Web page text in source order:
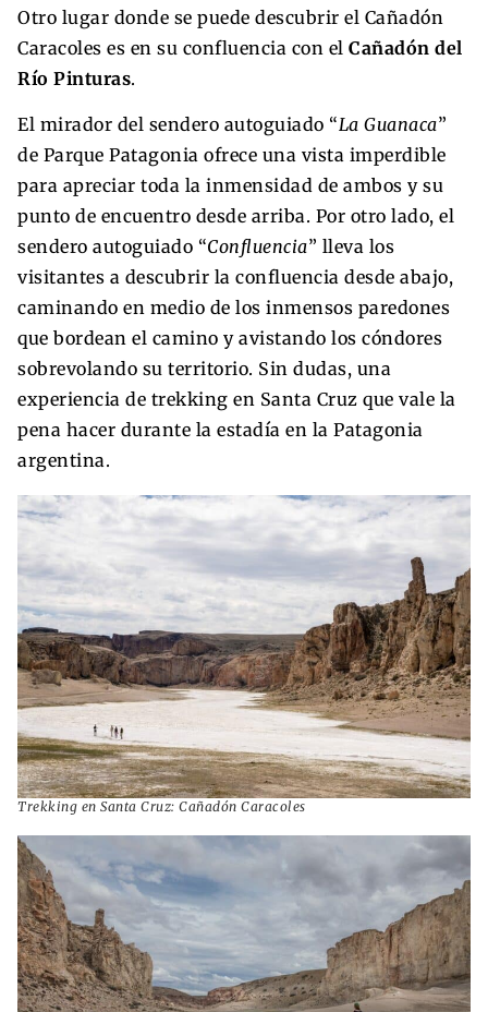
Otro lugar donde se puede descubrir el Cañadón
Caracoles es en su confluencia con el Cañadón del
Río Pinturas.
El mirador del sendero autoguiado “La Guanaca”
de Parque Patagonia ofrece una vista imperdible
para apreciar toda la inmensidad de ambos y su
punto de encuentro desde arriba. Por otro lado, el
sendero autoguiado “Confluencia” lleva los
visitantes a descubrir la confluencia desde abajo,
caminando en medio de los inmensos paredones
que bordean el camino y avistando los cóndores
sobrevolando su territorio. Sin dudas, una
experiencia de trekking en Santa Cruz que vale la
pena hacer durante la estadía en la Patagonia
argentina.
Trekking en Santa Cruz: Cañadón Caracoles